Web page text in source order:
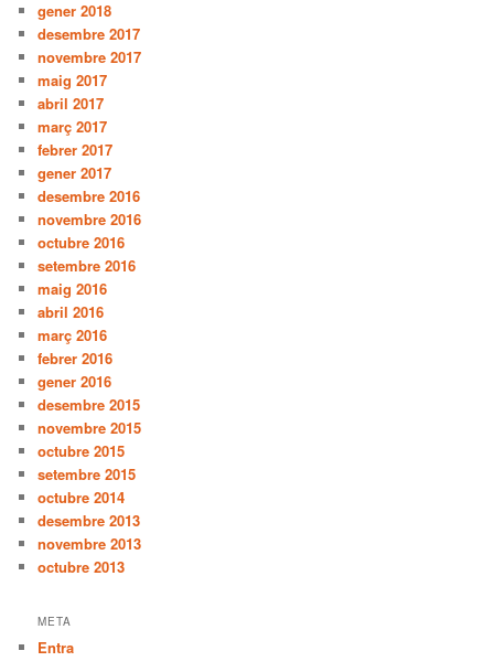
gener 2018
desembre 2017
novembre 2017
maig 2017
abril 2017
març 2017
febrer 2017
gener 2017
desembre 2016
novembre 2016
octubre 2016
setembre 2016
maig 2016
abril 2016
març 2016
febrer 2016
gener 2016
desembre 2015
novembre 2015
octubre 2015
setembre 2015
octubre 2014
desembre 2013
novembre 2013
octubre 2013
META
Entra